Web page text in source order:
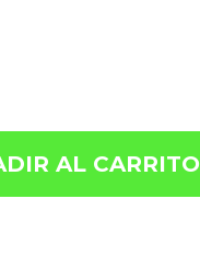
AL CARRITO